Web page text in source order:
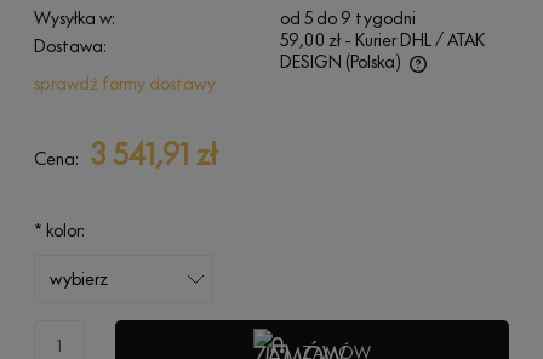
Wysyłka w:
od 5 do 9 tygodni
Dostawa:
59,00 zł - Kurier DHL / ATAK
DESIGN (Polska)
Cena nie zawiera ewentualnych kosztów płatności
sprawdź formy dostawy
Cena: 3 541,91 zł
* kolor:
ZAMÓW